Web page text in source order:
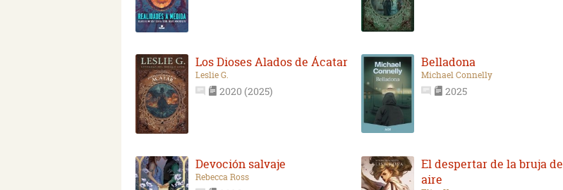
Los Dioses Alados de Ácatar
Leslie G.
2020 (2025)
Belladona
Michael Connelly
2025
Devoción salvaje
Rebecca Ross
El despertar de la bruja de
aire